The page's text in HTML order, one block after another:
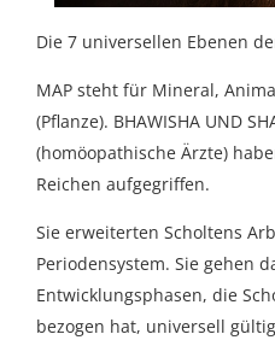
Die 7 universellen Ebenen
MAP steht für Mineral,
(Pflanze). BHAWISHA UND
(homöopathische Ärzte)
Reichen aufgegriffen.
Sie erweiterten Scholtens
Periodensystem. Sie gehen
Entwicklungsphasen, die
bezogen hat, universell